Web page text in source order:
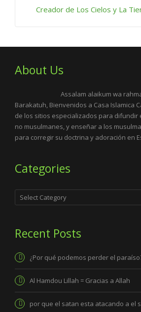
Creador de Los Cielos y La
About Us
Assalam alaikum wa
Barakatuh, Bienvenidos a Casa Islamica
de los sitios especializados para difundir
no musulmanes, y enseñar a los
para corregir su doctrina y adoración en
Categories
Categories
Recent Posts
¿Por qué podemos perder el
Al Hamdou Lillah = Gracias a Allah
por que el satan esta atacando a el